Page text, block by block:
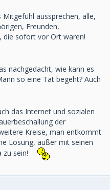
aussprechen, alle,
Freunden,
die sofort vor Ort waren!
nachgedacht, wie kann es
so eine Tat begeht? Auch
das Internet und sozialen
der
Kreise, man entkommt
Lösung, außer mit seinen
zu sein!